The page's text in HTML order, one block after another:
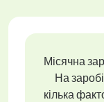
Місячна
На
кілька